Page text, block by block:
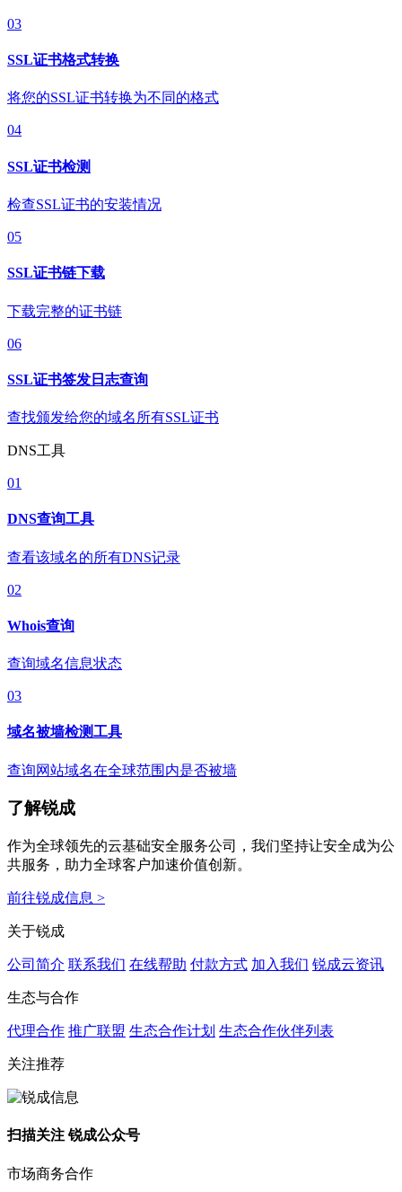
03
SSL证书格式转换
将您的SSL证书转换为不同的格式
04
SSL证书检测
检查SSL证书的安装情况
05
SSL证书链下载
下载完整的证书链
06
SSL证书签发日志查询
查找颁发给您的域名所有SSL证书
DNS工具
01
DNS查询工具
查看该域名的所有DNS记录
02
Whois查询
查询域名信息状态
03
域名被墙检测工具
查询网站域名在全球范围内是否被墙
了解锐成
作为全球领先的云基础安全服务公司，我们坚持让安全成为公
共服务，助力全球客户加速价值创新。
前往锐成信息 >
关于锐成
公司简介 联系我们 在线帮助 付款方式 加入我们 锐成云资讯
生态与合作
代理合作 推广联盟 生态合作计划 生态合作伙伴列表
关注推荐
扫描关注 锐成公众号
市场商务合作